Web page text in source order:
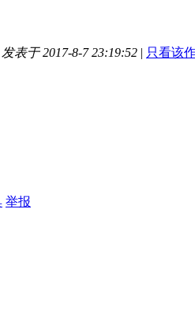
发表于 2017-8-7 23:19:52 | 只看该
举报